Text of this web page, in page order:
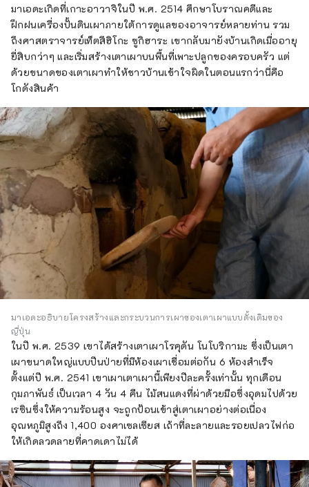
มาเอดะเกิดที่เกาะอาวาจิในปี พ.ศ. 2514 ศึกษาโบราณคดีและ
ฝึกฝนเครื่องปั้นดินเผาภายใต้การดูแลของอาจารย์หลายท่าน รวม
ถึงศาสตราจารย์เท็ตสึฮิโกะ ซูกิฮาระ เขากลับมายังบ้านเกิดเมื่ออายุ
ยี่สิบกว่าๆ และเริ่มสร้างเตาเผาบนพื้นที่เพาะปลูกของครอบครัว แต่
ด้วยขนาดของเตาเผาทำให้ชาวบ้านเข้าใจผิดในตอนแรกว่านี่คือ
โกดังสินค้า
มาเอดะอธิบายโครงสร้างและกระบวนการเผาของเตาเผาแบบดั้งเดิมของ
ญี่ปุ่น
ในปี พ.ศ. 2539 เขาได้สร้างเตาเผาโรคุดัน โนโบริกามะ ซึ่งเป็นเตา
เผาขนาดใหญ่แบบปีนป่ายที่มีห้องเผาเชื่อมต่อกัน 6 ห้องสำเร็จ
ตั้งแต่ปี พ.ศ. 2541 เขาเผาเตาเผานี้เพียงปีละครั้งเท่านั้น ทุกเดือน
กุมภาพันธ์ เป็นเวลา 4 วัน 4 คืน ไม้สนแดงที่ผ่าด้วยมือซึ่งอุดมไปด้วย
เรซินซึ่งให้ความร้อนสูง จะถูกป้อนเข้าสู่เตาเผาอย่างต่อเนื่อง
อุณหภูมิสูงถึง 1,400 องศาเซลเซียส เถ้าที่ละลายและรอยเปลวไฟก่อ
ให้เกิดลวดลายที่คาดเดาไม่ได้